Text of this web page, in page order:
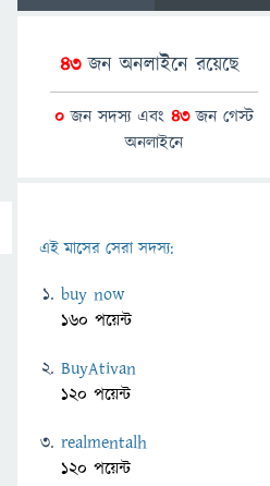
43জন অনলাইনে রয়েছে
0 জন সদস্য এবং 43জন গেস্ট
অনলাইনে
এই মাসের সেরা সদস্য:
buy now
160 পয়েন্ট
BuyAtivan
120 পয়েন্ট
realmentalh
120 পয়েন্ট